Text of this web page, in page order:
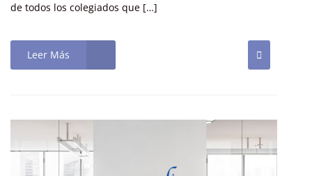
de todos los colegiados que […]
Leer Más